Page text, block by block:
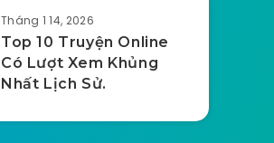
Tháng 1 14, 2026
Top 10 Truyện Online
Có Lượt Xem Khủng
Nhất Lịch Sử.